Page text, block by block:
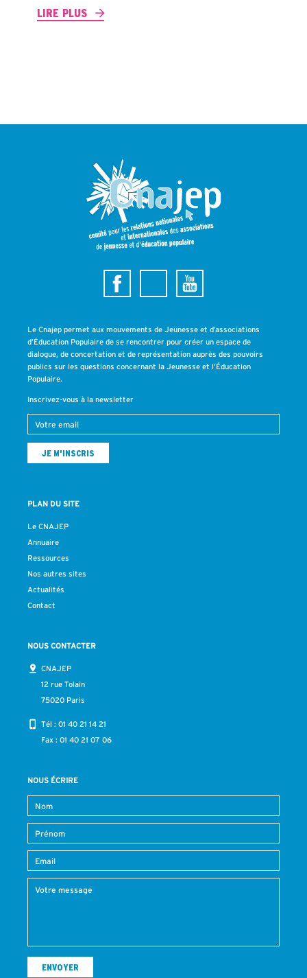
LIRE PLUS
Le Cnajep permet aux mouvements de Jeunesse et d’associations
d’Éducation Populaire de se rencontrer pour créer un espace de
dialogue, de concertation et de représentation auprès des pouvoirs
publics sur les questions concernant la Jeunesse et l’Éducation
Populaire.
Inscrivez-vous à la newsletter
PLAN DU SITE
Le CNAJEP
Annuaire
Ressources
Nos autres sites
Actualités
Contact
NOUS CONTACTER
CNAJEP
12 rue Tolain
75020 Paris
Tél : 01 40 21 14 21
Fax : 01 40 21 07 06
NOUS ÉCRIRE